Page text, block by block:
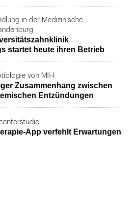
in der Medizinische
startet heute ihren Betrieb
von MIH
Zusammenhang zwischen
Entzündungen
App verfehlt Erwartungen